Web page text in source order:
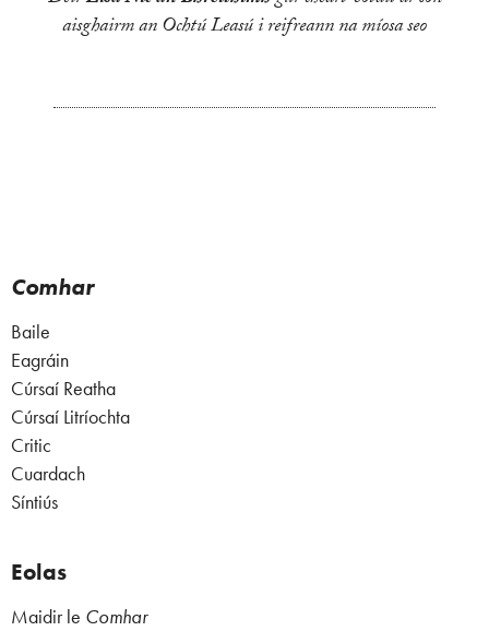
aisghairm an Ochtú Leasú i reifreann na míosa seo
Comhar
Baile
Eagráin
Cúrsaí Reatha
Cúrsaí Litríochta
Critic
Cuardach
Síntiús
Eolas
Maidir le Comhar